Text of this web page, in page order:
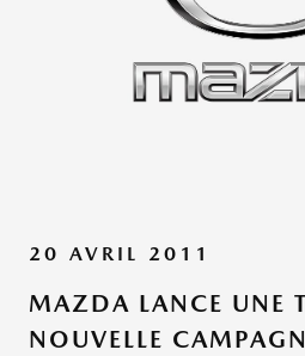
20 AVRIL 2011
MAZDA LANCE UNE
NOUVELLE